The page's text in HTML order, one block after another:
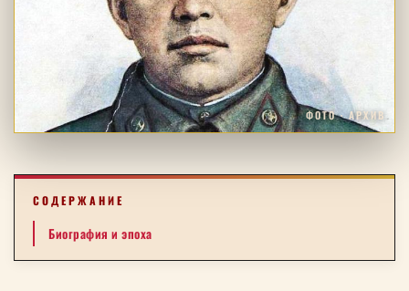
ФОТО · АРХИВ
СОДЕРЖАНИЕ
Биография и эпоха